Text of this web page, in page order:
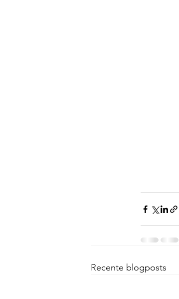
Recente blogposts